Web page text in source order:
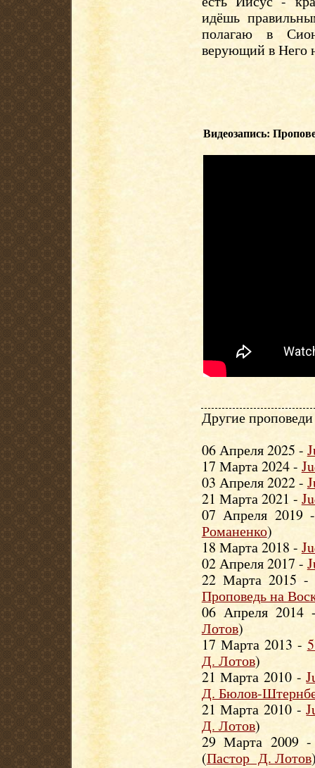
идёшь
полагаю в
верующий в Него
Видеозапись:
Другие
06 Апреля 2025 -
17 Марта 2024 -
03 Апреля 2022 -
21 Марта 2021 -
07 Апреля
Романенко)
18 Марта 2018 -
02 Апреля 2017 -
22 Марта 2015
Проповедь на
06 Апреля
Лотов)
17 Марта 2013 -
Д. Лотов)
21 Марта 2010 -
Д. Бюлов-
21 Марта 2010 -
Д. Лотов)
29 Марта 2009
(Пастор Д. Лотов